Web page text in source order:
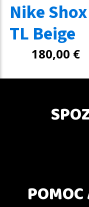
Nike Shox
TL Beige
180,00 €